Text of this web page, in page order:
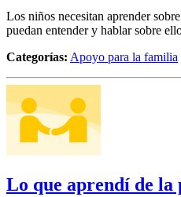
Los niños necesitan aprender
puedan entender y hablar sobre
Categorías: Apoyo para la familia
Lo que aprendí de